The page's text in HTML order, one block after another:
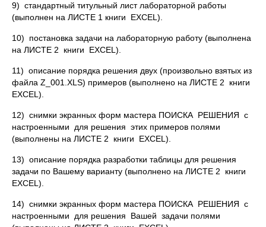
9) стандартный титульный лист лабораторной работы
(выполнен на ЛИСТЕ 1 книги EXCEL).
10) постановка задачи на лабораторную работу (выполнена
на ЛИСТЕ 2 книги EXCEL).
11) описание порядка решения двух (произвольно взятых из
файла Z_001.XLS) примеров (выполнено на ЛИСТЕ 2 книги
EXCEL).
12) снимки экранных форм мастера ПОИСКА РЕШЕНИЯ с
настроенными для решения этих примеров полями
(выполнены на ЛИСТЕ 2 книги EXCEL).
13) описание порядка разработки таблицы для решения
задачи по Вашему варианту (выполнено на ЛИСТЕ 2 книги
EXCEL).
14) снимки экранных форм мастера ПОИСКА РЕШЕНИЯ с
настроенными для решения Вашей задачи полями